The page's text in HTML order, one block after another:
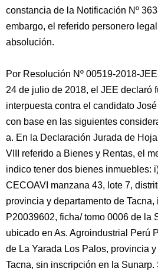
constancia de la Notificación Nº
embargo, el referido personero
absolución.
Por Resolución Nº 00519-2018-
24 de julio de 2018, el JEE declaró
interpuesta contra el candidato
con base en las siguientes
a. En la Declaración Jurada de
VIII referido a Bienes y Rentas, el
indico tener dos bienes inmuebles:
CECOAVI manzana 43, lote 7,
provincia y departamento de
P20039602, ficha/ tomo 0006 de la
ubicado en As. Agroindustrial Perú
de La Yarada Los Palos, provincia
Tacna, sin inscripción en la Sunarp.